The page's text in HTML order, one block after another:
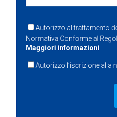
Autorizzo al trattamento
Normativa Conforme al
Maggiori informazioni
Autorizzo l’iscrizione alla